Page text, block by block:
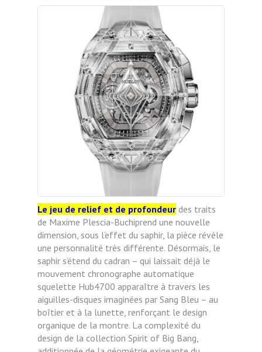
Le jeu de relief et de profondeur des traits
de Maxime Plescia-Buchiprend une nouvelle
dimension, sous l’effet du saphir, la pièce révèle
une personnalité très différente. Désormais, le
saphir s’étend du cadran – qui laissait déjà le
mouvement chronographe automatique
squelette Hub4700 apparaître à travers les
aiguilles-disques imaginées par Sang Bleu – au
boîtier et à la lunette, renforçant le design
organique de la montre. La complexité du
design de la collection Spirit of Big Bang,